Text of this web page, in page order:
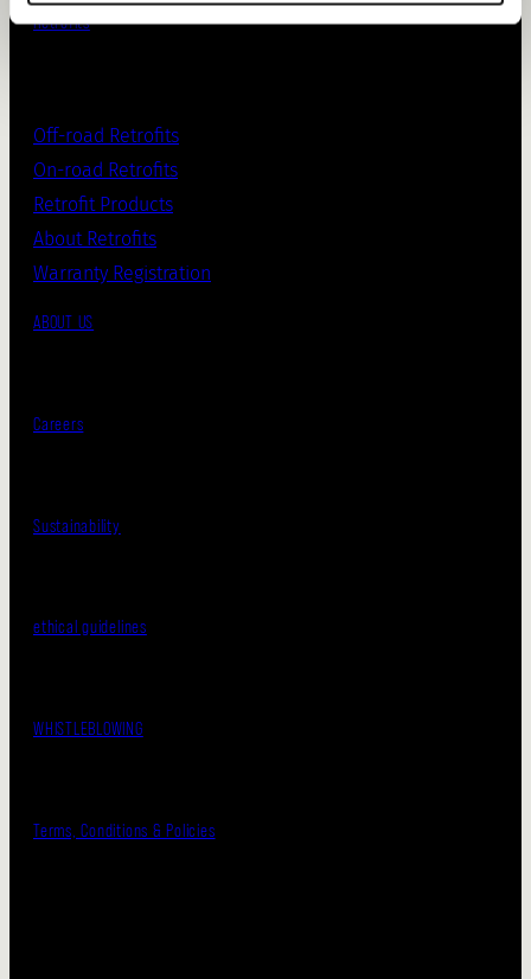
Retrofits
Off-road Retrofits
On-road Retrofits
Retrofit Products
About Retrofits
Warranty Registration
ABOUT US
Careers
Sustainability
ethical guidelines
WHISTLEBLOWING
Terms, Conditions & Policies